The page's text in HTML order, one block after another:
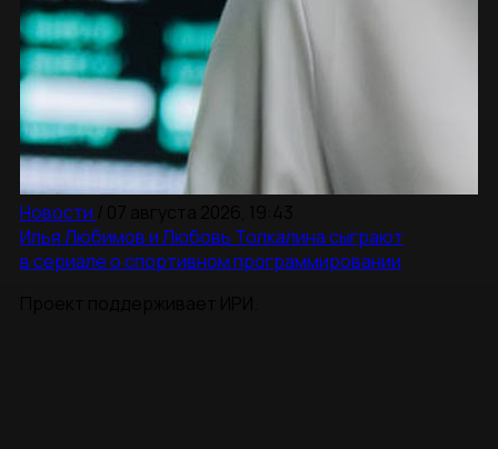
Новости
Илья Любимов и Любовь Толкалина сыграют
в сериале о спортивном программировании